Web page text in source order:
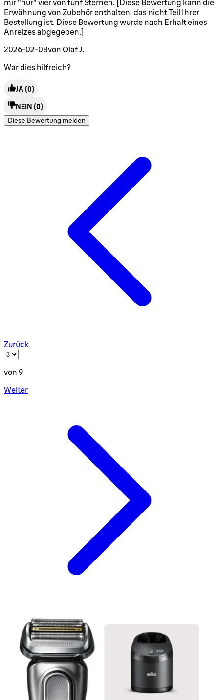
mir "nur" vier von fünf Sternen. [Diese Bewertung kann die
Erwähnung von Zubehör enthalten, das nicht Teil Ihrer
Bestellung ist. Diese Bewertung wurde nach Erhalt eines
Anreizes abgegeben.]
2026-02-08von Olaf J.
War dies hilfreich?
JA (0)
NEIN (0)
Diese Bewertung melden
Zurück
von 9
Weiter